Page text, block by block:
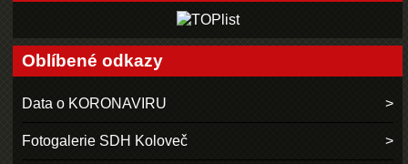
Oblíbené odkazy
Data o KORONAVIRU
Fotogalerie SDH Koloveč